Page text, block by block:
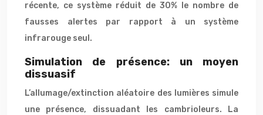
récente, ce système réduit de 30% le nombre de
fausses alertes par rapport à un système
infrarouge seul.
Simulation de présence: un moyen
dissuasif
L’allumage/extinction aléatoire des lumières simule
une présence, dissuadant les cambrioleurs. La